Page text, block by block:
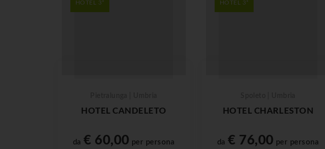
HOTEL 3*
HOTEL CANDELETO
da€ 60,00 per persona
HOTEL 3*
HOTEL CHARLESTON
da€ 76,00 per persona